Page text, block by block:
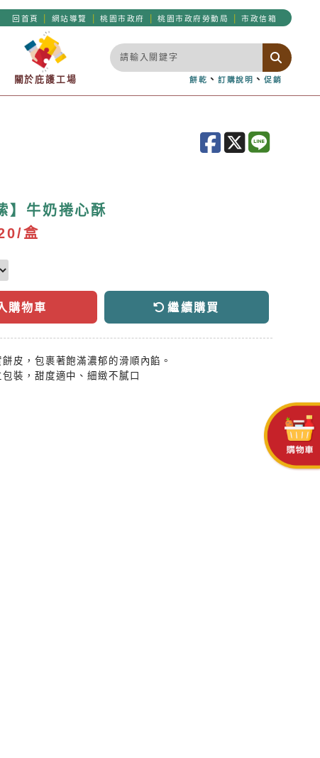
回首頁 網站導覽 桃園市政府 桃園市政府勞動局 市政信箱
關於庇護工場 餅乾 、訂購說明 、促銷
】牛奶捲心酥
盒
購物車 繼續購買
皮，包裹著飽滿濃郁的滑順內餡。
裝，甜度適中、細緻不膩口